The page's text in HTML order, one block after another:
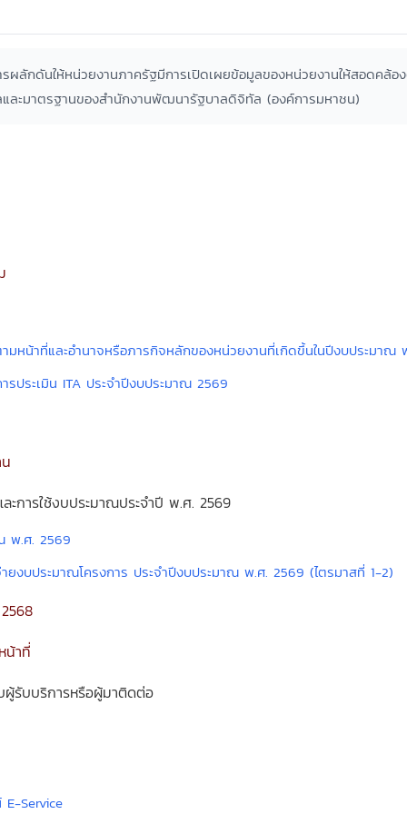
รผลักดันให้หน่วยงานภาครัฐมีการเปิดเผยข้อมูลของหน่วยงานให้สอดคล้
และมาตรฐานของสำนักงานพัฒนารัฐบาลดิจิทัล (องค์การมหาชน)
มหน้าที่และอำนาจหรือภารกิจหลักของหน่วยงานที่เกิดขึ้นในปีงบประมาณ
ประเมิน ITA ประจำปีงบประมาณ 2569
ะการใช้งบประมาณประจำปี พ.ศ. 2569
พ.ศ. 2569
ยงบประมาณโครงการ ประจำปีงบประมาณ พ.ศ. 2569 (ไตรมาสที่ 1-2)
น้าที่
รับบริการหรือผู้มาติดต่อ
Service